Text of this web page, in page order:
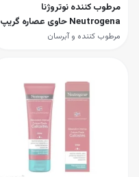
مرطوب کننده نوتروژنا
Neutrogena حاوی عصاره گریپ
فروت
مرطوب کننده و آبرسان